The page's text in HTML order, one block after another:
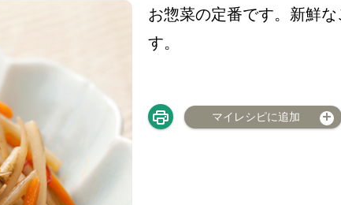
お惣菜の定番です。新鮮
す。
マイレシピに追加